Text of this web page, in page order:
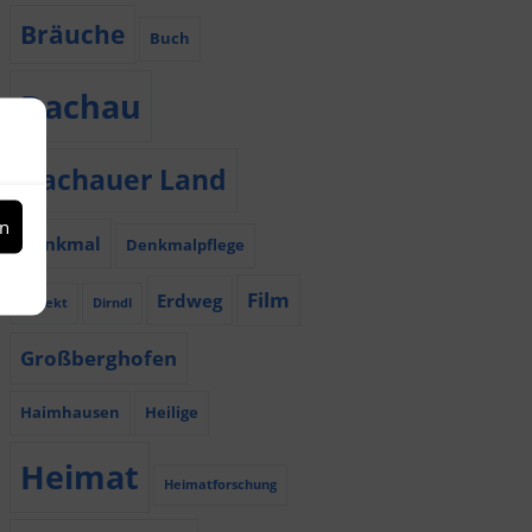
Bräuche Buch
Dachau
Dachauer Land
Denkmal Denkmalpflege
Dialekt Dirndl Erdweg Film
Großberghofen
Haimhausen Heilige
Heimat Heimatforschung